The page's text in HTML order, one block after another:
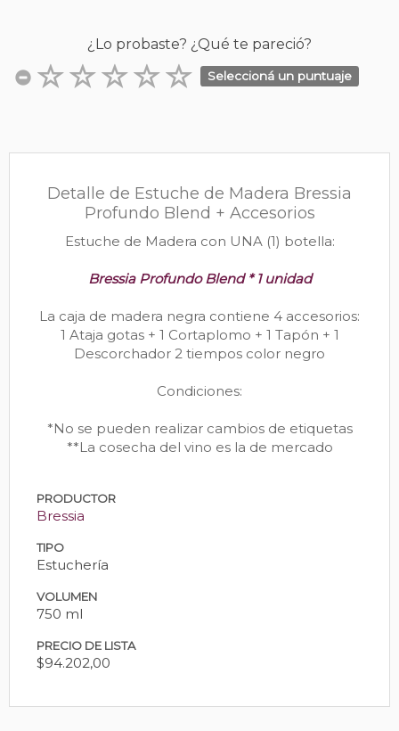
¿Lo probaste? ¿Qué te pareció?
Seleccioná un puntuaje
Detalle de Estuche de Madera Bressia
Profundo Blend + Accesorios
Estuche de Madera con UNA (1) botella:
Bressia Profundo Blend * 1 unidad
La caja de madera negra contiene 4 accesorios:
1 Ataja gotas + 1 Cortaplomo + 1 Tapón + 1
Descorchador 2 tiempos color negro
Condiciones:
*No se pueden realizar cambios de etiquetas
**La cosecha del vino es la de mercado
PRODUCTOR
Bressia
TIPO
Estuchería
VOLUMEN
750 ml
PRECIO DE LISTA
$94.202,00